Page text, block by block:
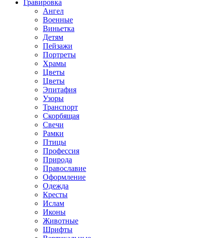
Гравировка
Ангел
Военные
Виньетка
Детям
Пейзажи
Портреты
Храмы
Цветы
Цветы
Эпитафия
Узоры
Транспорт
Скорбящая
Свечи
Рамки
Птицы
Профессия
Природа
Православие
Оформление
Одежда
Кресты
Ислам
Иконы
Животные
Шрифты